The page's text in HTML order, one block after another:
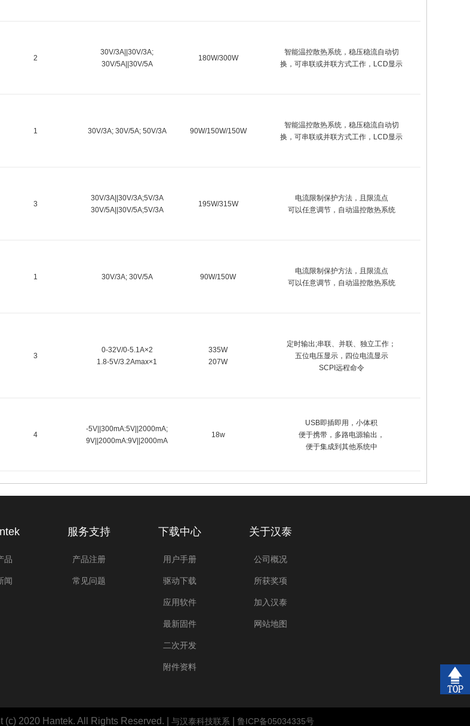
2
30V/3A||30V/3A;
30V/5A||30V/5A
180W/300W
智能温控散热系统，稳压稳流自动切
换，可串联或并联方式工作，LCD显示
1 30V/3A; 30V/5A; 50V/3A 90W/150W/150W
智能温控散热系统，稳压稳流自动切
换，可串联或并联方式工作，LCD显示
3
30V/3A||30V/3A;5V/3A
30V/5A||30V/5A;5V/3A
195W/315W
电流限制保护方法，且限流点
可以任意调节，自动温控散热系统
1 30V/3A; 30V/5A 90W/150W
电流限制保护方法，且限流点
可以任意调节，自动温控散热系统
3
0-32V/0-5.1A×2
1.8-5V/3.2Amax×1
335W
207W
定时输出;串联、并联、独立工作；
五位电压显示，四位电流显示
SCPI远程命令
4
-5V||300mA:5V||2000mA;
9V||2000mA:9V||2000mA
18w
USB即插即用，小体积
便于携带，多路电源输出，
便于集成到其他系统中
品
闻
服务支持
产品注册
常见问题
下载中心
用户手册
驱动下载
应用软件
最新固件
二次开发
附件资料
关于汉泰
公司概况
所获奖项
加入汉泰
网站地图
2020 Hantek. All Rights Reserved. | 与汉泰科技联系 鲁ICP备05034335号